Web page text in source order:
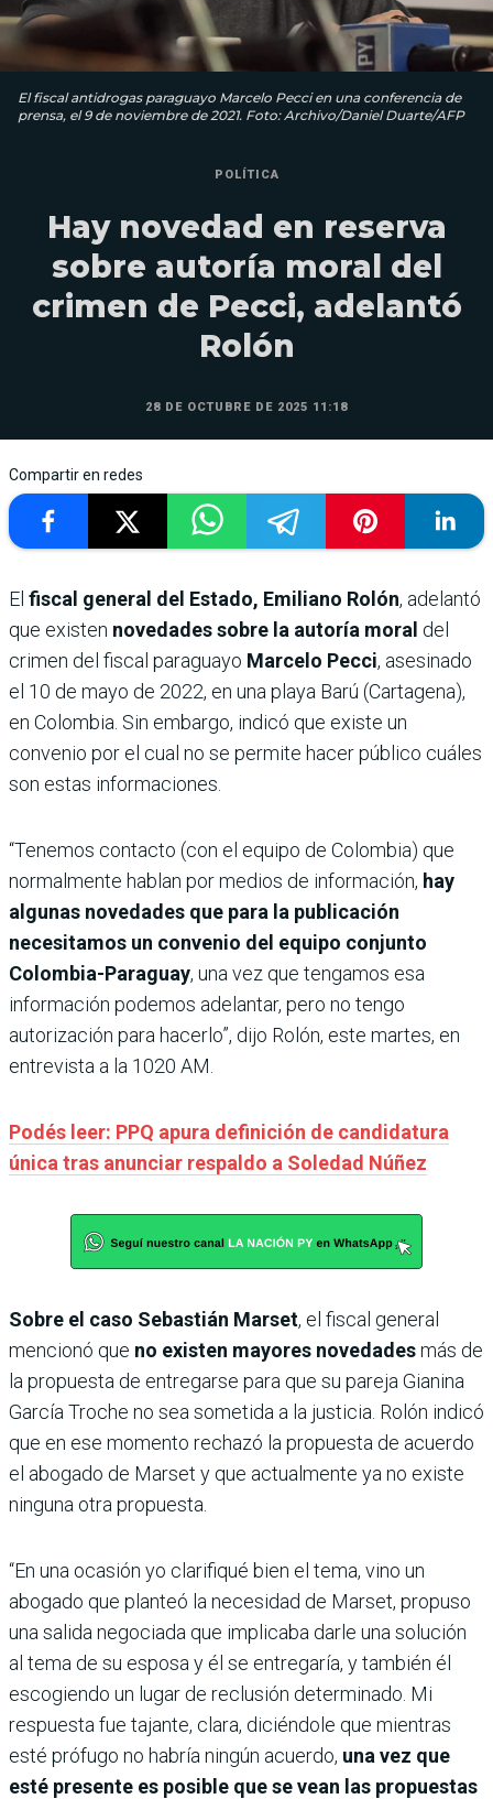
El fiscal antidrogas paraguayo Marcelo Pecci en una conferencia de
prensa, el 9 de noviembre de 2021. Foto: Archivo/Daniel Duarte/AFP
POLÍTICA
Hay novedad en reserva
sobre autoría moral del
crimen de Pecci, adelantó
Rolón
28 DE OCTUBRE DE 2025 11:18
Compartir en redes
El fiscal general del Estado, Emiliano Rolón, adelantó
que existen novedades sobre la autoría moral del
crimen del fiscal paraguayo Marcelo Pecci, asesinado
el 10 de mayo de 2022, en una playa Barú (Cartagena),
en Colombia. Sin embargo, indicó que existe un
convenio por el cual no se permite hacer público cuáles
son estas informaciones.
“Tenemos contacto (con el equipo de Colombia) que
normalmente hablan por medios de información, hay
algunas novedades que para la publicación
necesitamos un convenio del equipo conjunto
Colombia-Paraguay, una vez que tengamos esa
información podemos adelantar, pero no tengo
autorización para hacerlo”, dijo Rolón, este martes, en
entrevista a la 1020 AM.
Podés leer: PPQ apura definición de candidatura
única tras anunciar respaldo a Soledad Núñez
Sobre el caso Sebastián Marset, el fiscal general
mencionó que no existen mayores novedadesmás de
la propuesta de entregarse para que su pareja Gianina
García Troche no sea sometida a la justicia. Rolón indicó
que en ese momento rechazó la propuesta de acuerdo
el abogado de Marset y que actualmente ya no existe
ninguna otra propuesta.
“En una ocasión yo clarifiqué bien el tema, vino un
abogado que planteó la necesidad de Marset, propuso
una salida negociada que implicaba darle una solución
al tema de su esposa y él se entregaría, y también él
escogiendo un lugar de reclusión determinado. Mi
respuesta fue tajante, clara, diciéndole que mientras
esté prófugo no habría ningún acuerdo, una vez que
esté presente es posible que se vean las propuestas